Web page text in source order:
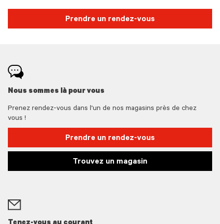
Prendre un rendez-vous
Nous sommes là pour vous
Prenez rendez-vous dans l'un de nos magasins près de chez
vous !
Prendre un rendez-vous
Trouvez un magasin